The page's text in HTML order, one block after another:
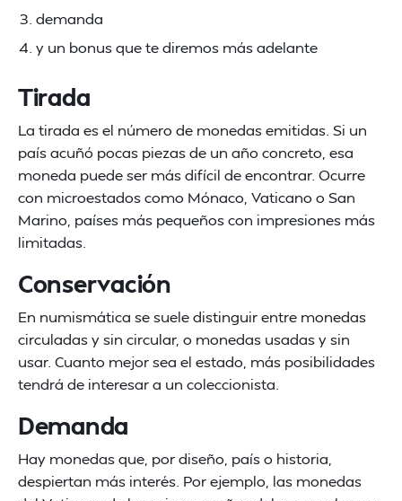
demanda
y un bonus que te diremos más adelante
Tirada
La tirada es el número de monedas emitidas. Si un
país acuñó pocas piezas de un año concreto, esa
moneda puede ser más difícil de encontrar. Ocurre
con microestados como Mónaco, Vaticano o San
Marino, países más pequeños con impresiones más
limitadas.
Conservación
En numismática se suele distinguir entre monedas
circuladas y sin circular, o monedas usadas y sin
usar. Cuanto mejor sea el estado, más posibilidades
tendrá de interesar a un coleccionista.
Demanda
Hay monedas que, por diseño, país o historia,
despiertan más interés. Por ejemplo, las monedas